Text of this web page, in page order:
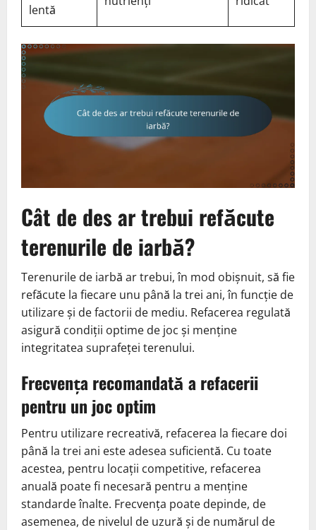
lentă
Cât de des ar trebui refăcute
terenurile de iarbă?
Terenurile de iarbă ar trebui, în mod obișnuit, să fie
refăcute la fiecare unu până la trei ani, în funcție de
utilizare și de factorii de mediu. Refacerea regulată
asigură condiții optime de joc și menține
integritatea suprafeței terenului.
Frecvența recomandată a refacerii
pentru un joc optim
Pentru utilizare recreativă, refacerea la fiecare doi
până la trei ani este adesea suficientă. Cu toate
acestea, pentru locații competitive, refacerea
anuală poate fi necesară pentru a menține
standarde înalte. Frecvența poate depinde, de
asemenea, de nivelul de uzură și de numărul de